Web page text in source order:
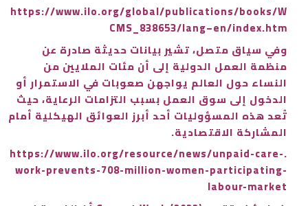
https://www.ilo.org/global/publications/books/W
CMS_838653/lang–en/index.htm
وفي سياق متصل، تشير بيانات حديثة صادرة عن
منظمة العمل الدولية إلى أن مئات الملايين من
النساء حول العالم يواجهن صعوبات في الاستمرار أو
الدخول إلى سوق العمل بسبب التزامات الرعاية، حيث
تُعد هذه المسؤوليات أحد أبرز العوائق الهيكلية أمام
المشاركة الاقتصادية.
.https://www.ilo.org/resource/news/unpaid-care-
work-prevents-708-million-women-participating-
labour-market